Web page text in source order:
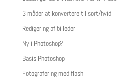
3 måder at konvertere til sort/hvid
Redigering af billeder
Ny i Photoshop?
Basis Photoshop
Fotografering med flash